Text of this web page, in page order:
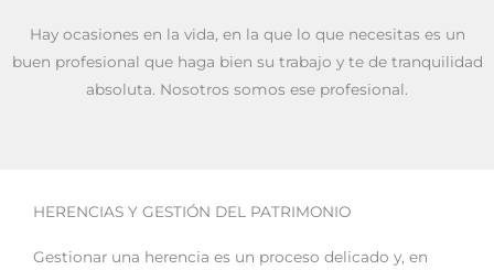
Hay ocasiones en la vida, en la que lo que necesitas es un
buen profesional que haga bien su trabajo y te de tranquilidad
absoluta. Nosotros somos ese profesional.
HERENCIAS Y GESTIÓN DEL PATRIMONIO
Gestionar una herencia es un proceso delicado y, en